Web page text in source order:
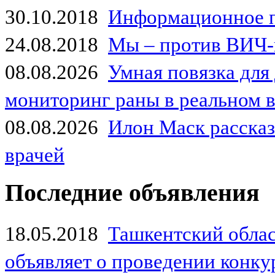
30.10.2018 Информационное
24.08.2018 Мы – против
08.08.2026 Умная повязка
мониторинг раны в реальном
08.08.2026 Илон Маск
врачей
Последние объявления
18.05.2018 Ташкентский
объявляет о проведении